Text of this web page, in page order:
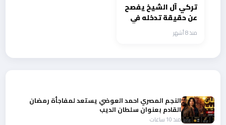
تركي آل الشيخ يفصح
عن حقيقة تدخله في
محتوي وأحداث فيلم
الست
منذ 8 أشهر
النجم المصري احمد العوضي يستعد لمفاجأة رمضان
القادم بعنوان سلطان الديب
منذ 10 ساعات